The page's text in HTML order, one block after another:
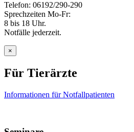
Telefon: 06192/290-290
Sprechzeiten Mo-Fr:
8 bis 18 Uhr.
Notfälle jederzeit.
×
Für Tierärzte
Informationen für Notfallpatienten